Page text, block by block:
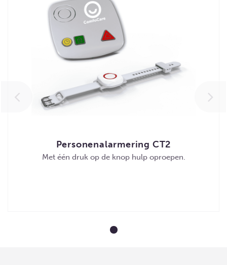
Personenalarmering CT2
Met één druk op de knop hulp oproepen.